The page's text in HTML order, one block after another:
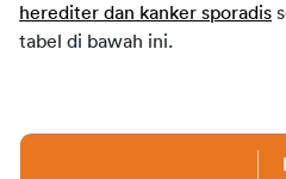
herediter dan kanker sporadis
tabel di bawah ini.